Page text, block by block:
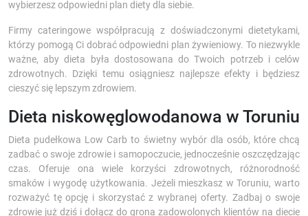
wybierzesz odpowiedni plan diety dla siebie.
Firmy cateringowe współpracują z doświadczonymi dietetykami,
którzy pomogą Ci dobrać odpowiedni plan żywieniowy. To niezwykle
ważne, aby dieta była dostosowana do Twoich potrzeb i celów
zdrowotnych. Dzięki temu osiągniesz najlepsze efekty i będziesz
cieszyć się lepszym zdrowiem.
Dieta niskowęglowodanowa w Toruniu
Dieta pudełkowa Low Carb to świetny wybór dla osób, które chcą
zadbać o swoje zdrowie i samopoczucie, jednocześnie oszczędzając
czas. Oferuje ona wiele korzyści zdrowotnych, różnorodność
smaków i wygodę użytkowania. Jeżeli mieszkasz w Toruniu, warto
rozważyć tę opcję i skorzystać z wybranej oferty. Zadbaj o swoje
zdrowie już dziś i dołącz do grona zadowolonych klientów na diecie